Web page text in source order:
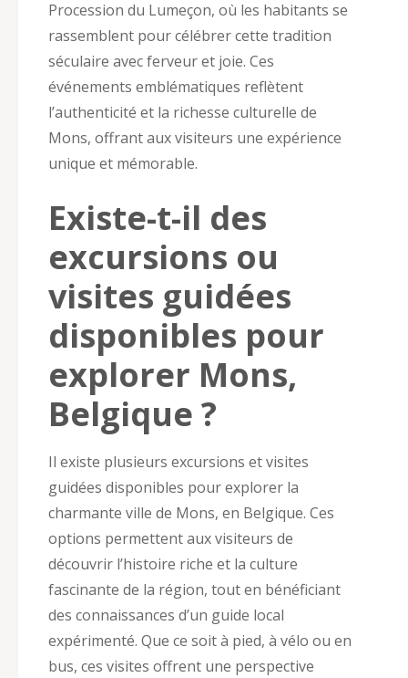
Procession du Lumeçon, où les habitants se
rassemblent pour célébrer cette tradition
séculaire avec ferveur et joie. Ces
événements emblématiques reflètent
l’authenticité et la richesse culturelle de
Mons, offrant aux visiteurs une expérience
unique et mémorable.
Existe-t-il des
excursions ou
visites guidées
disponibles pour
explorer Mons,
Belgique ?
Il existe plusieurs excursions et visites
guidées disponibles pour explorer la
charmante ville de Mons, en Belgique. Ces
options permettent aux visiteurs de
découvrir l’histoire riche et la culture
fascinante de la région, tout en bénéficiant
des connaissances d’un guide local
expérimenté. Que ce soit à pied, à vélo ou en
bus, ces visites offrent une perspective